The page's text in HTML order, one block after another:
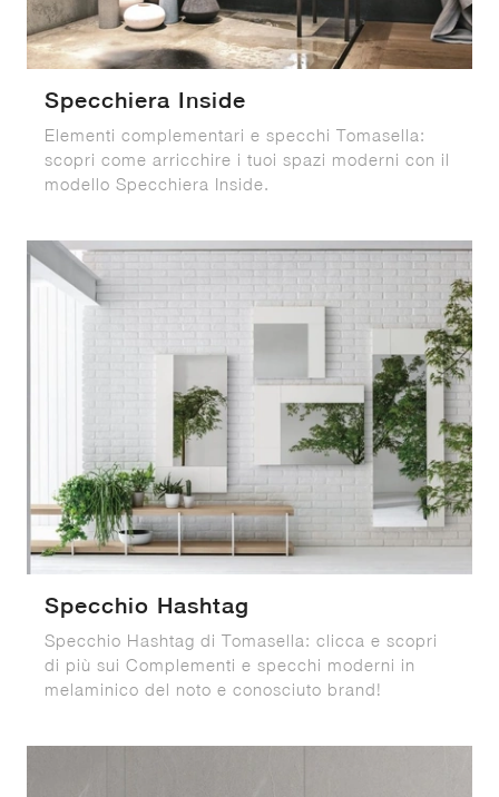
Specchiera Inside
Elementi complementari e specchi Tomasella:
scopri come arricchire i tuoi spazi moderni con il
modello Specchiera Inside.
Specchio Hashtag
Specchio Hashtag di Tomasella: clicca e scopri
di più sui Complementi e specchi moderni in
melaminico del noto e conosciuto brand!